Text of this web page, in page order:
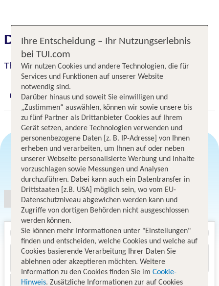
Das erwartet Sie
The Royal Garden
Digitaler und telefonischer 24/7 TUI Service
Angebotsauswahl
Ihre Entscheidung – Ihr Nutzungserlebnis
bei TUI.com
Wir nutzen Cookies und andere Technologien, die für
Services und Funktionen auf unserer Website
notwendig sind.
Darüber hinaus und soweit Sie einwilligen und
„Zustimmen“ auswählen, können wir sowie unsere bis
zu fünf Partner als Drittanbieter Cookies auf Ihrem
Gerät setzen, andere Technologien verwenden und
personenbezogene Daten [z. B. IP-Adresse] von Ihnen
erheben und verarbeiten, um Ihnen auf oder neben
unserer Webseite personalisierte Werbung und Inhalte
vorzuschlagen sowie Messungen und Analysen
durchzuführen. Dabei kann auch ein Datentransfer in
Drittstaaten [z.B. USA] möglich sein, wo vom EU-
Datenschutzniveau abgewichen werden kann und
Zugriffe von dortigen Behörden nicht ausgeschlossen
werden können.
Sie können mehr Informationen unter "Einstellungen"
finden und entscheiden, welche Cookies und welche auf
Cookies basierende Verarbeitung Ihrer Daten Sie
ablehnen oder akzeptieren möchten. Weitere
Information zu den Cookies finden Sie im Cookie-
Hinweis. Zusätzliche Informationen zur auf Cookies